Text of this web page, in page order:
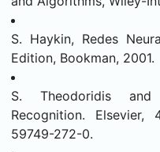
S. Haykin, Redes
Edition, Bookman, 2001.
S. Theodoridis and
Recognition.
59749-272-0.